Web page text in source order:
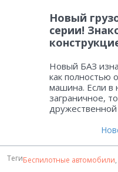
Новый
серии!
Новый БАЗ
как полностью
машина. Если в
заграничное,
дружественной
ТегиБеспилотные автомобили,